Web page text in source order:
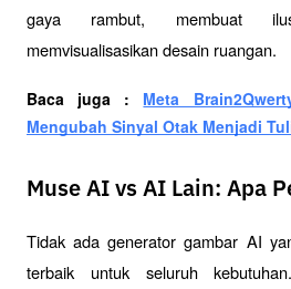
gaya rambut, membuat
memvisualisasikan desain ruangan.
Baca juga : Meta
Mengubah Sinyal Otak Menjadi
Muse AI vs AI Lain: Apa
Tidak ada generator gambar AI
terbaik untuk seluruh